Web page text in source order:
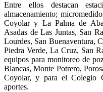
Entre ellos destacan
almacenamiento;
Coyolar y La Palma de
Asadas de Las Juntas, San
Lourdes, San Buenaventura,
Piedra Verde, La Cruz, San
equipos para monitoreo de
Blancas, Monte Potrero,
Coyolar, y para el Colegio
aportes.